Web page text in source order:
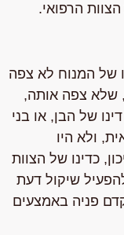
הרפואי.
של המנוח לא צפה
שלא צפה אותה,
של הבן, או בני
ולא היו
כדינו של הצוות
שיקול דעת
פניה באמצעים